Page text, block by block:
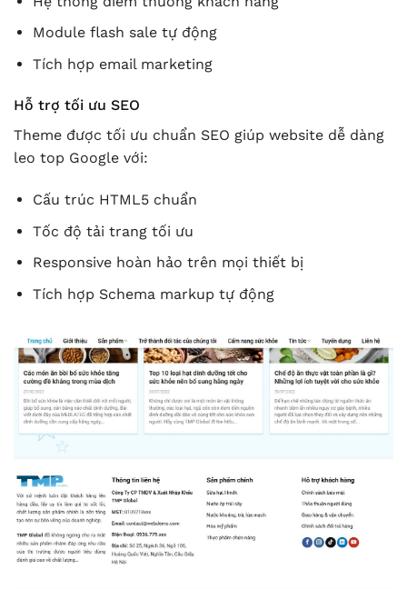
Module flash sale tự động
Tích hợp email marketing
Hỗ trợ tối ưu SEO
Theme được tối ưu chuẩn SEO giúp website dễ dàng
leo top Google với:
Cấu trúc HTML5 chuẩn
Tốc độ tải trang tối ưu
Responsive hoàn hảo trên mọi thiết bị
Tích hợp Schema markup tự động